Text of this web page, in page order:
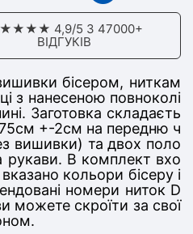
4,9/5 З 47000+
ВІДГУКІВ
бісером, ниткам
з нанесеною повноколі
Заготовка складаєть
см +-2см на передню ч
вишивки) та двох поло
рукави. В комплект вхо
кольори бісеру і
номери ниток D
можете скроїти за свої